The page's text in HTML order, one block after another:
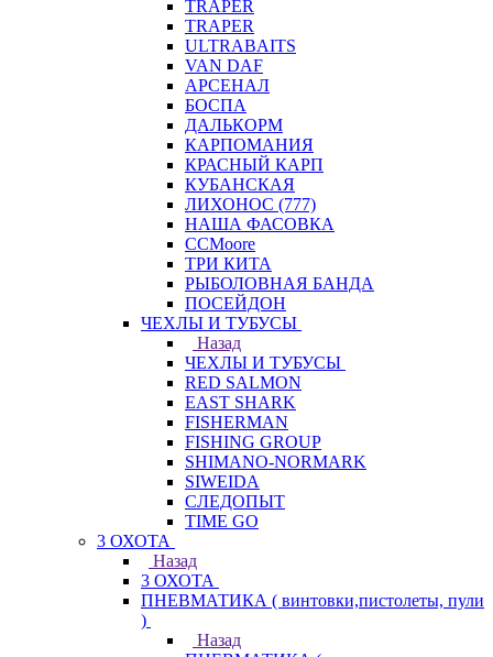
TRAPER
TRAPER
ULTRABAITS
VAN DAF
АРСЕНАЛ
БОСПА
ДАЛЬКОРМ
КАРПОМАНИЯ
КРАСНЫЙ КАРП
КУБАНСКАЯ
ЛИХОНОС (777)
НАША ФАСОВКА
СCMoore
ТРИ КИТА
РЫБОЛОВНАЯ БАНДА
ПОСЕЙДОН
ЧЕХЛЫ И ТУБУСЫ
Назад
ЧЕХЛЫ И ТУБУСЫ
RED SALMON
EAST SHARK
FISHERMAN
FISHING GROUP
SHIMANO-NORMARK
SIWEIDA
СЛЕДОПЫТ
TIME GO
3 ОХОТА
Назад
3 ОХОТА
ПНЕВМАТИКА ( винтовки,пистолеты, пули
)
Назад